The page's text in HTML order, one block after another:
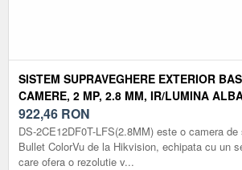
SISTEM SUPRAVEGHERE EXTERIOR
CAMERE, 2 MP, 2.8 MM, IR/LUMINA
922,46 RON
DS-2CE12DF0T-LFS(2.8MM) este o camera
Bullet ColorVu de la Hikvision, echipata cu un
care ofera o rezolutie v...